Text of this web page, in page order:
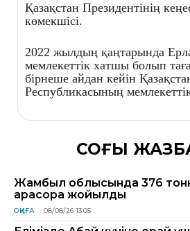
Қазақстан Президентінің
көмекшісі.
2022 жылдың қаңтарында
мемлекеттік хатшы болып
бірнеше айдан кейін
Республикасының
СОҢҒЫ
Жамбыл облысында 376
қарасора жойылды
ОҚИҒА 08/08/26 13:05